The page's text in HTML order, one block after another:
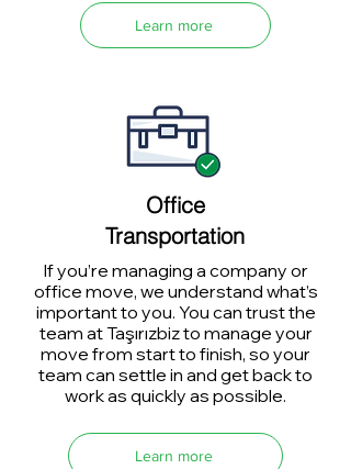
Learn more
Office
Transportation
If you’re managing a company or
office move, we understand what’s
important to you. You can trust the
team at Taşırızbiz to manage your
move from start to finish, so your
team can settle in and get back to
work as quickly as possible.
Learn more